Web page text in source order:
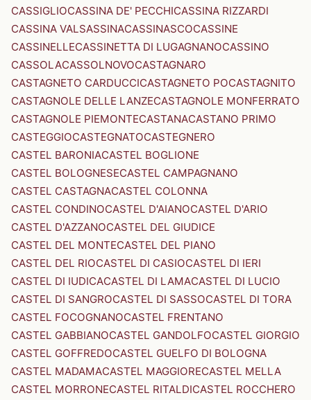
CASSIGLIOCASSINA DE' PECCHICASSINA RIZZARDI
CASSINA VALSASSINACASSINASCOCASSINE
CASSINELLECASSINETTA DI LUGAGNANOCASSINO
CASSOLACASSOLNOVOCASTAGNARO
CASTAGNETO CARDUCCICASTAGNETO POCASTAGNITO
CASTAGNOLE DELLE LANZECASTAGNOLE MONFERRATO
CASTAGNOLE PIEMONTECASTANACASTANO PRIMO
CASTEGGIOCASTEGNATOCASTEGNERO
CASTEL BARONIACASTEL BOGLIONE
CASTEL BOLOGNESECASTEL CAMPAGNANO
CASTEL CASTAGNACASTEL COLONNA
CASTEL CONDINOCASTEL D'AIANOCASTEL D'ARIO
CASTEL D'AZZANOCASTEL DEL GIUDICE
CASTEL DEL MONTECASTEL DEL PIANO
CASTEL DEL RIOCASTEL DI CASIOCASTEL DI IERI
CASTEL DI IUDICACASTEL DI LAMACASTEL DI LUCIO
CASTEL DI SANGROCASTEL DI SASSOCASTEL DI TORA
CASTEL FOCOGNANOCASTEL FRENTANO
CASTEL GABBIANOCASTEL GANDOLFOCASTEL GIORGIO
CASTEL GOFFREDOCASTEL GUELFO DI BOLOGNA
CASTEL MADAMACASTEL MAGGIORECASTEL MELLA
CASTEL MORRONECASTEL RITALDICASTEL ROCCHERO